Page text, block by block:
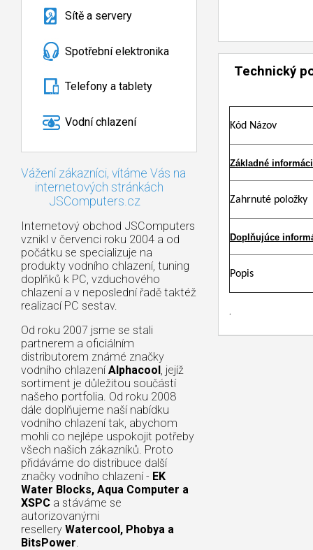
Sítě a servery
Spotřební elektronika
Telefony a tablety
Vodní chlazení
Vážení zákazníci, vítáme Vás na
internetových stránkách
JSComputers.cz
Internetový obchod JSComputers
vznikl v červenci roku 2004 a od
počátku se specializuje na
produkty vodního chlazení, tuning
doplňků k PC, vzduchového
chlazení a v neposlední řadě taktéž
realizací PC sestav.
Od roku 2007 jsme se stali
partnerem a oficiálním
distributorem známé značky
vodního chlazení Alphacool, jejíž
sortiment je důležitou součástí
našeho portfolia. Od roku 2008
dále doplňujeme naší nabídku
vodního chlazení tak, abychom
mohli co nejlépe uspokojit potřeby
všech našich zákazníků. Proto
přidáváme do distribuce další
značky vodního chlazení - EK
Water Blocks, Aqua Computer a
XSPC a stáváme se
autorizovanými
resellery Watercool, Phobya a
BitsPower.
Technický
Kód Názov
Základné
Zahrnuté položky
Doplňujúce
Popis
.